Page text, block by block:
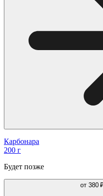
Карбонара
200 г
Будет позже
от 380